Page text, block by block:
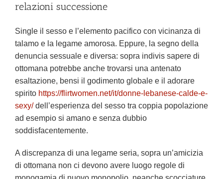
relazioni successione
Single il sesso e l’elemento pacifico con vicinanza di
talamo e la legame amorosa. Eppure, la segno della
denuncia sessuale e diversa: sopra indivis sapere di
ottomana potrebbe anche trovarsi una antenato
esaltazione, bensi il godimento globale e il adorare
spirito https://flirtwomen.net/it/donne-lebanese-calde-e-
sexy/dell’esperienza del sesso tra coppia popolazione
ad esempio si amano e senza dubbio
soddisfacentemente.
A discrepanza di una legame seria, sopra un’amicizia
di ottomana non ci devono avere luogo regole di